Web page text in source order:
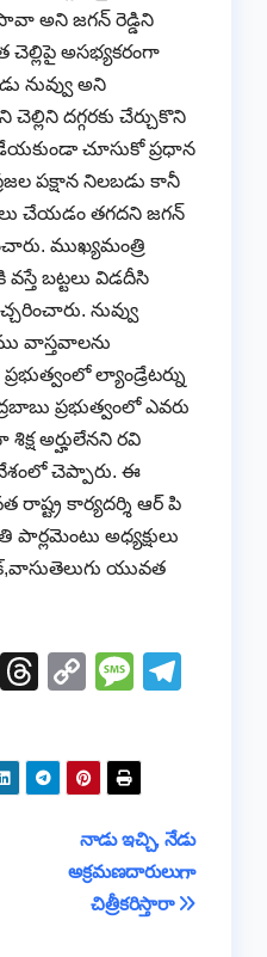
అని జగన్ రెడ్డిని
చెల్లిపై అసభ్యకరంగా
నువ్వు అని
చెల్లిని దగ్గరకు చేర్చుకొని
చూసుకో ప్రధాన
పక్షాన నిలబడు కానీ
చేయడం తగదని జగన్
ముఖ్యమంత్రి
వస్తే బట్టలు విడదీసి
నువ్వు
వాస్తవాలను
ల్యాండ్రేటర్ను
ప్రభుత్వంలో ఎవరు
అర్హులేనని రవి
చెప్పారు. ఈ
కార్యదర్శి ఆర్ పి
పార్లమెంటు అధ్యక్షులు
యువత
X
T
e
a
C
p
y
Li
n
k
M
ss
a
g
e
a
m
నాడు ఇచ్చి, నేడు
అక్రమణదారులుగా
చిత్రీకరిస్తారా